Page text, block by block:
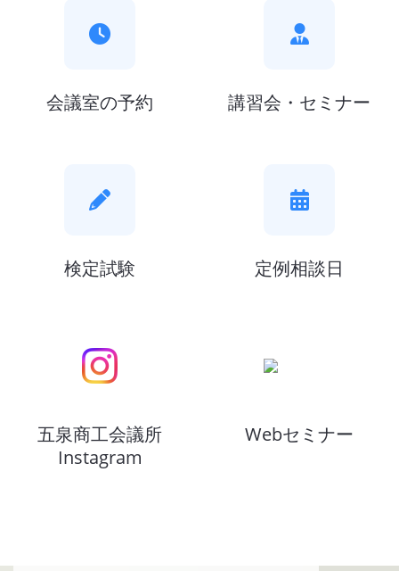
会議室の予約 講習会・セミナー
検定試験 定例相談日
五泉商工会議所
Instagram
Webセミナー